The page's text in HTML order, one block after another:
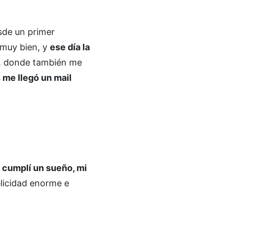
un primer
bien, y ese día la
donde también me
llegó un mail
cumplí un sueño, mi
enorme e